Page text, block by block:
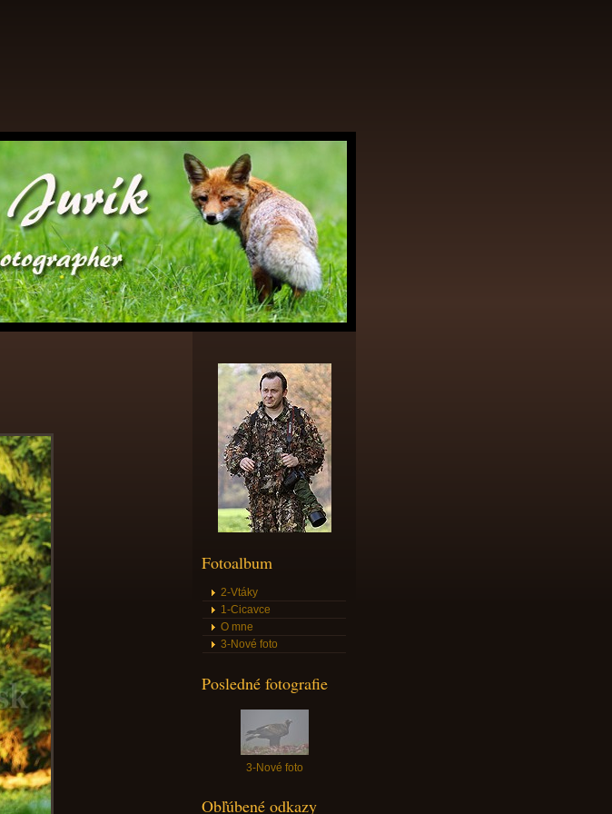
Fotoalbum
2-Vtáky
1-Cicavce
O mne
3-Nové foto
Posledné fotografie
3-Nové foto
Obľúbené odkazy